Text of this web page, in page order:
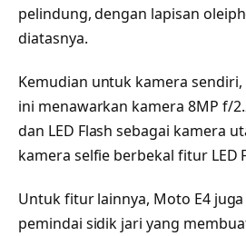
pelindung, dengan lapisan
diatasnya.
Kemudian untuk kamera
ini menawarkan kamera 8MP f/
dan LED Flash sebagai kamera
kamera selfie berbekal fitur LED
Untuk fitur lainnya, Moto E4
pemindai sidik jari yang